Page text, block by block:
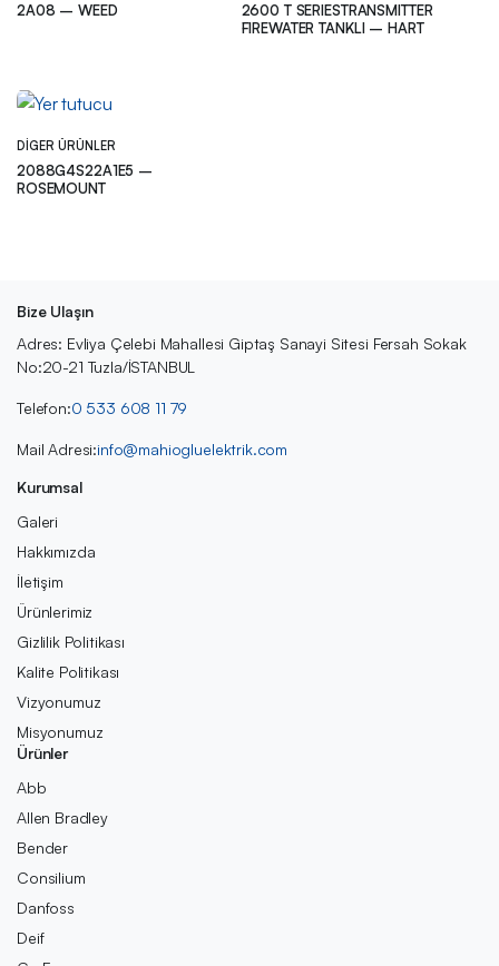
2A08 – WEED
2600 T SERIESTRANSMITTER
FIREWATER TANKLI – HART
DIGER ÜRÜNLER
2088G4S22A1E5 –
ROSEMOUNT
Bize Ulaşın
Adres: Evliya Çelebi Mahallesi Giptaş Sanayi Sitesi Fersah Sokak
No:20-21 Tuzla/İSTANBUL
Telefon:0 533 608 11 79
Mail Adresi:info@mahiogluelektrik.com
Kurumsal
Galeri
Hakkımızda
İletişim
Ürünlerimiz
Gizlilik Politikası
Kalite Politikası
Vizyonumuz
Misyonumuz
Ürünler
Abb
Allen Bradley
Bender
Consilium
Danfoss
Deif